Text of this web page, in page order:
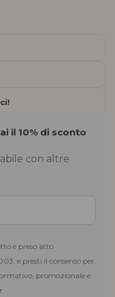
il 10% di sconto
con altre
e preso atto
e presti il consenso per
promozionale e